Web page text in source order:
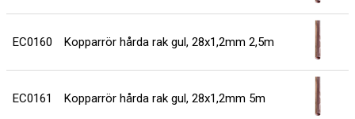
EC0160 Kopparrör hårda rak gul, 28x1,2mm 2,5m
EC0161 Kopparrör hårda rak gul, 28x1,2mm 5m